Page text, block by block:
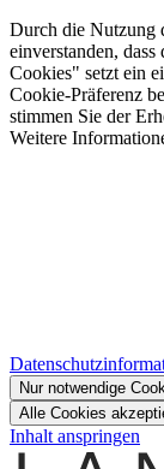
Durch die Nutzung
einverstanden,
Cookies" setzt ein
Cookie-Präferenz
stimmen Sie der
Weitere
Nur notwendige
Alle Cookies
Inhalt anspringen